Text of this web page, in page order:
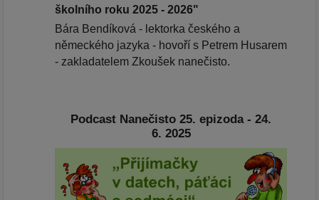
školního roku 2025 - 2026"
Bára Bendíková - lektorka českého a
německého jazyka - hovoří s Petrem Husarem
- zakladatelem Zkoušek nanečisto.
Podcast Nanečisto 25. epizoda - 24.
6. 2025